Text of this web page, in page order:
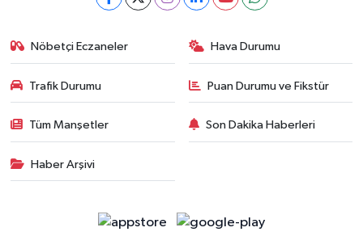
Nöbetçi Eczaneler Hava Durumu
Trafik Durumu Puan Durumu ve Fikstür
Tüm Manşetler Son Dakika Haberleri
Haber Arşivi